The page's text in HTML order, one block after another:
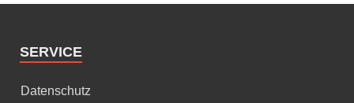
SERVICE
Datenschutz